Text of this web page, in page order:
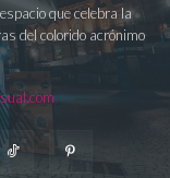
que celebra la
del colorido acrónimo